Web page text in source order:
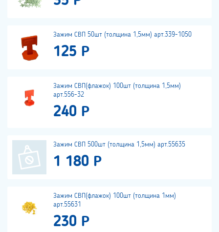
Зажим СВП 50шт (толщина 1,5мм) арт.339-1050
125 Р
Зажим СВП(флажок) 100шт (толщина 1,5мм)
арт.556-32
240 Р
Зажим СВП 500шт (толщина 1,5мм) арт.55635
1 180 Р
Зажим СВП(флажок) 100шт (толщина 1мм)
арт.55631
230 Р